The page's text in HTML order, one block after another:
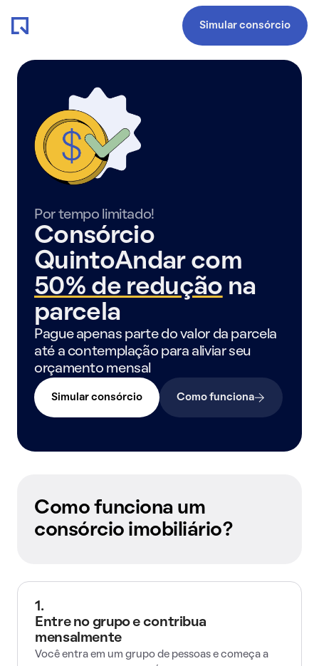
Simular consórcio
Por tempo limitado!
Consórcio
QuintoAndar com
50% de redução na
parcela
Pague apenas parte do valor da parcela
até a contemplação para aliviar seu
orçamento mensal
Simular consórcio Como funciona
Como funciona um
consórcio imobiliário?
1.
Entre no grupo e contribua
mensalmente
Você entra em um grupo de pessoas e começa a